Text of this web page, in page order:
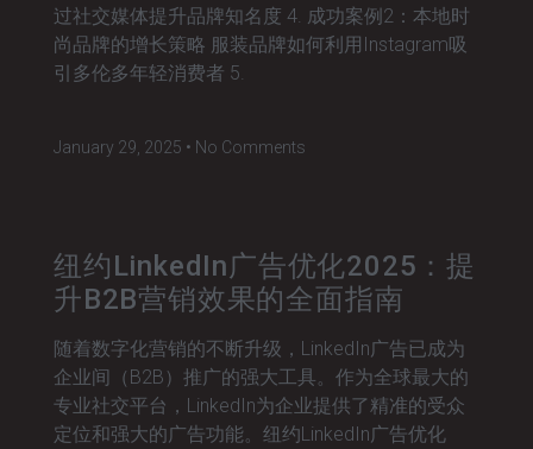
过社交媒体提升品牌知名度 4. 成功案例2：本地时
尚品牌的增长策略 服装品牌如何利用Instagram吸
引多伦多年轻消费者 5.
January 29, 2025 No Comments
纽约LinkedIn广告优化2025：提
升B2B营销效果的全面指南
随着数字化营销的不断升级，LinkedIn广告已成为
企业间（B2B）推广的强大工具。作为全球最大的
专业社交平台，LinkedIn为企业提供了精准的受众
定位和强大的广告功能。纽约LinkedIn广告优化